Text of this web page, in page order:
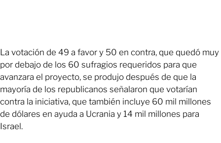
La votación de 49 a favor y 50 en contra, que quedó muy
por debajo de los 60 sufragios requeridos para que
avanzara el proyecto, se produjo después de que la
mayoría de los republicanos señalaron que votarían
contra la iniciativa, que también incluye 60 mil millones
de dólares en ayuda a Ucrania y 14 mil millones para
Israel.